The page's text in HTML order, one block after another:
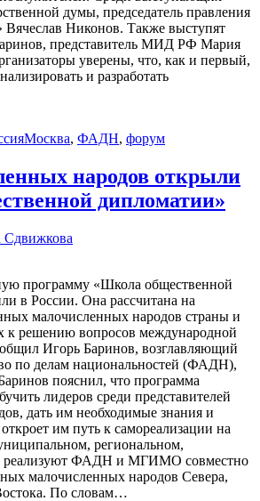
думы, председатель правления
Никонов. Также выступят
представитель МИД РФ Мария
уверены, что, как и первый,
и разработать
Москва, ФАДН, форум
народов открыли
дипломатии»
Сдвижкова
программу «Школа общественной
в России. Она рассчитана на
малочисленных народов страны и
к решению вопросов международной
Игорь Баринов, возглавляющий
по делам национальностей (ФАДН),
пояснил, что программа
лидеров среди представителей
дать им необходимые знания и
им путь к самореализации на
региональном,
реализуют ФАДН и МГИМО совместно
малочисленных народов Севера,
По словам…